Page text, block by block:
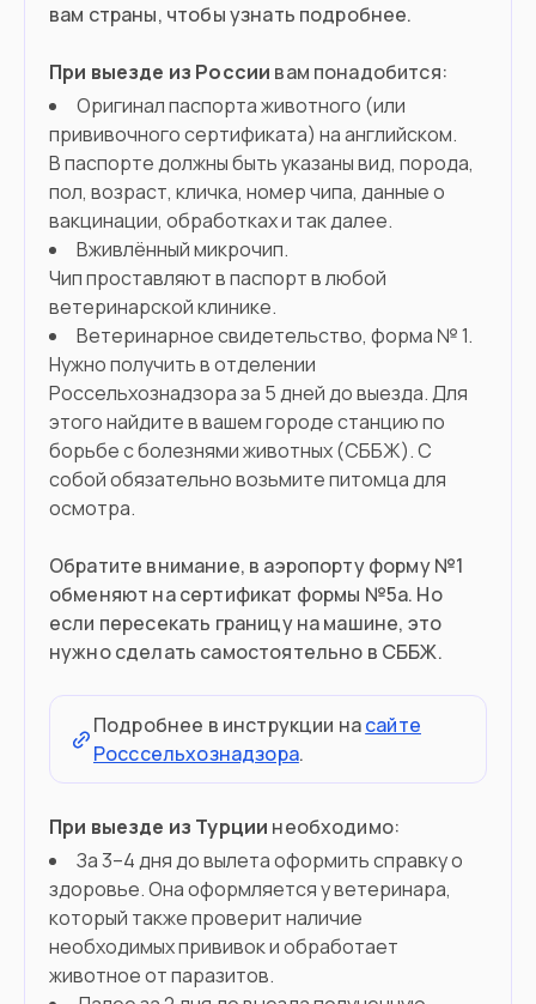
вам страны, чтобы узнать подробнее.
При выезде из России вам понадобится:
Оригинал паспорта животного (или
прививочного сертификата) на английском.
В паспорте должны быть указаны вид, порода,
пол, возраст, кличка, номер чипа, данные о
вакцинации, обработках и так далее.
Вживлённый микрочип.
Чип проставляют в паспорт в любой
ветеринарской клинике.
Ветеринарное свидетельство, форма № 1.
Нужно получить в отделении
Россельхознадзора за 5 дней до выезда. Для
этого найдите в вашем городе станцию по
борьбе с болезнями животных (СББЖ). С
собой обязательно возьмите питомца для
осмотра.
Обратите внимание, в аэропорту форму №1
обменяют на сертификат формы №5а. Но
если пересекать границу на машине, это
нужно сделать самостоятельно в СББЖ.
Подробнее в инструкции насайте
Росссельхознадзора.
При выезде из Турции необходимо:
За 3–4 дня до вылета оформить справку о
здоровье. Она оформляется у ветеринара,
который также проверит наличие
необходимых прививок и обработает
животное от паразитов.